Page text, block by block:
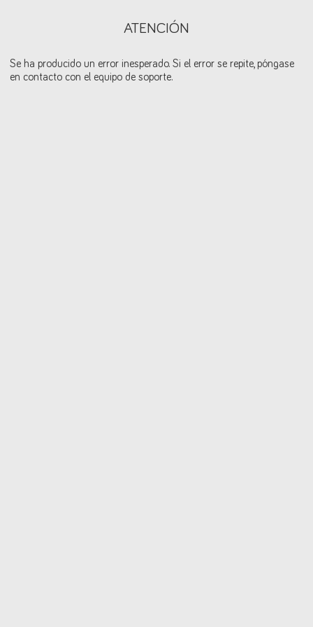
ATENCIÓN
Se ha producido un error inesperado. Si el error se repite, póngase
en contacto con el equipo de soporte.